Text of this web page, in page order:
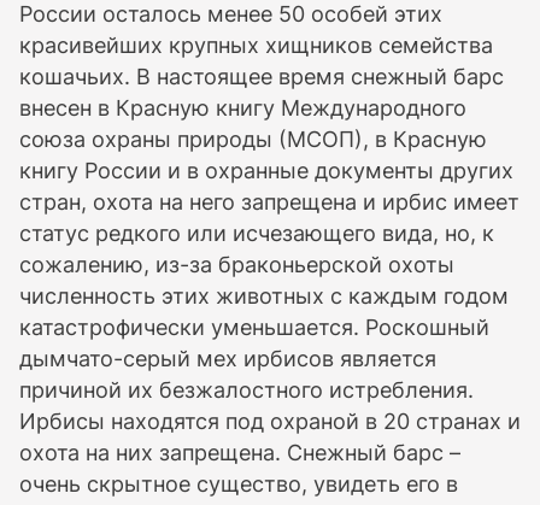
России осталось менее 50 особей этих
красивейших крупных хищников семейства
кошачьих. В настоящее время снежный барс
внесен в Красную книгу Международного
союза охраны природы (МСОП), в Красную
книгу России и в охранные документы других
стран, охота на него запрещена и ирбис имеет
статус редкого или исчезающего вида, но, к
сожалению, из-за браконьерской охоты
численность этих животных с каждым годом
катастрофически уменьшается. Роскошный
дымчато-серый мех ирбисов является
причиной их безжалостного истребления.
Ирбисы находятся под охраной в 20 странах и
охота на них запрещена. Снежный барс –
очень скрытное существо, увидеть его в